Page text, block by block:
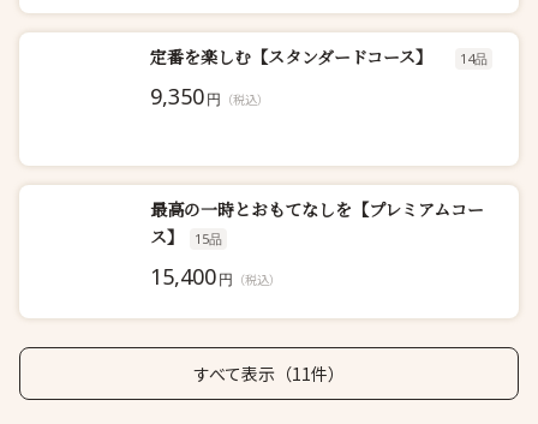
定番を楽しむ【スタンダードコース】 14品
9,350円 （税込）
最高の一時とおもてなしを【プレミアムコー
ス】
15品
15,400円 （税込）
すべて表示（11件）